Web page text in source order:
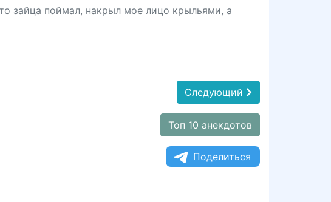
зайца поймал, накрыл мое лицо крыльями, а
Следующий
Топ 10 анекдотов
Поделиться